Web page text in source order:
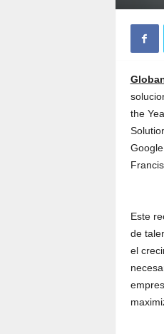
the
Este
de
el